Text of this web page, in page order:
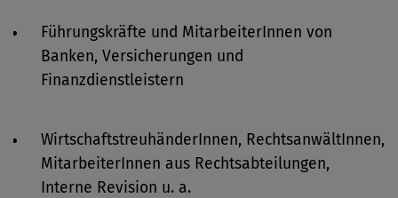
Führungskräfte und MitarbeiterInnen von
Banken, Versicherungen und
Finanzdienstleistern
WirtschaftstreuhänderInnen, RechtsanwältInnen,
MitarbeiterInnen aus Rechtsabteilungen,
Interne Revision u. a.